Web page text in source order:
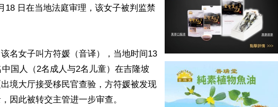
18 日在当地法庭审理，该女子被判监禁
名女子叫方符媛（音译），当地时间13
中国人（2名成人与2名儿童）在吉隆坡
境大厅接受移民官查验，方符媛被发现
因此被转交主管进一步审查。